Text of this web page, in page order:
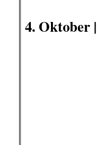
Hicks,
pflegte,